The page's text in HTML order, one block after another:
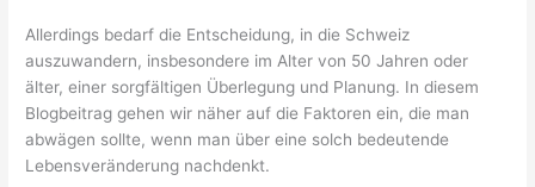
Allerdings bedarf die Entscheidung, in die Schweiz
auszuwandern, insbesondere im Alter von 50 Jahren oder
älter, einer sorgfältigen Überlegung und Planung. In diesem
Blogbeitrag gehen wir näher auf die Faktoren ein, die man
abwägen sollte, wenn man über eine solch bedeutende
Lebensveränderung nachdenkt.